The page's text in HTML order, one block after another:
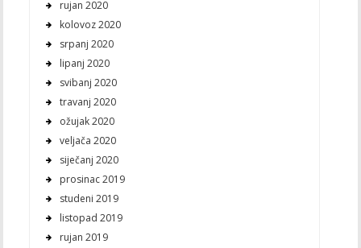
rujan 2020
kolovoz 2020
srpanj 2020
lipanj 2020
svibanj 2020
travanj 2020
ožujak 2020
veljača 2020
siječanj 2020
prosinac 2019
studeni 2019
listopad 2019
rujan 2019